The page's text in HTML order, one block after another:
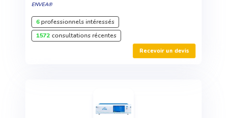
ENVEA®
6professionnels intéressés
1572consultations récentes
Recevoir un devis